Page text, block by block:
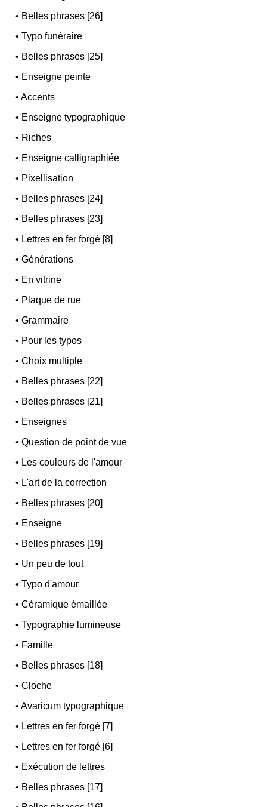
• Belles phrases [26]
•Typo funéraire
• Belles phrases [25]
• Enseigne peinte
•Accents
• Enseigne typographique
• Riches
• Enseigne calligraphiée
• Pixellisation
• Belles phrases [24]
• Belles phrases [23]
• Lettres en fer forgé [8]
•Générations
• En vitrine
• Plaque de rue
•Grammaire
• Pour les typos
•Choix multiple
• Belles phrases [22]
• Belles phrases [21]
• Enseignes
•Question de point de vue
• Les couleurs de l'amour
• L'art de la correction
• Belles phrases [20]
• Enseigne
• Belles phrases [19]
• Un peu de tout
•Typo d'amour
•Céramique émaillée
•Typographie lumineuse
• Famille
• Belles phrases [18]
•Cloche
•Avaricum typographique
• Lettres en fer forgé [7]
• Lettres en fer forgé [6]
• Exécution de lettres
• Belles phrases [17]